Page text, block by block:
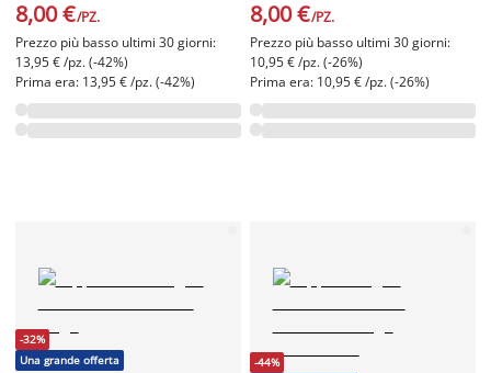
8,00 €/PZ.
Prezzo più basso ultimi 30 giorni:
13,95 € /pz. (-42%)
Prima era: 13,95 € /pz. (-42%)
8,00 €/PZ.
Prezzo più basso ultimi 30 giorni:
10,95 € /pz. (-26%)
Prima era: 10,95 € /pz. (-26%)
-32%
Una grande offerta
-44%